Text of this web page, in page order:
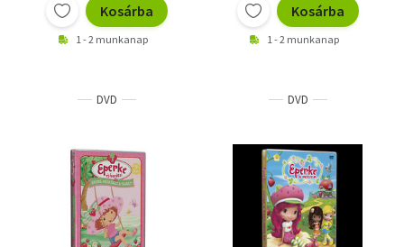
Kosárba
1 - 2 munkanap
Kosárba
1 - 2 munkanap
DVD DVD